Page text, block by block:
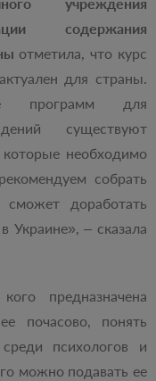
учреждения
содержания
отметила, что курс
для страны.
программ для
существуют
необходимо
собрать
сможет доработать
Украине», ‒ сказала
предназначена
почасово, понять
психологов и
можно подавать ее